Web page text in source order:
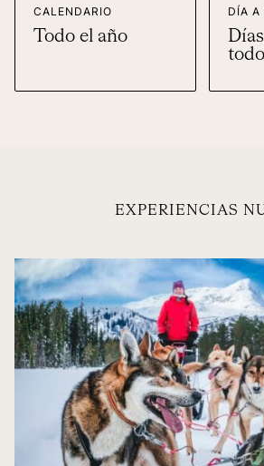
CALENDARIO
Todo el año
DÍA A
EXPERIENCIAS